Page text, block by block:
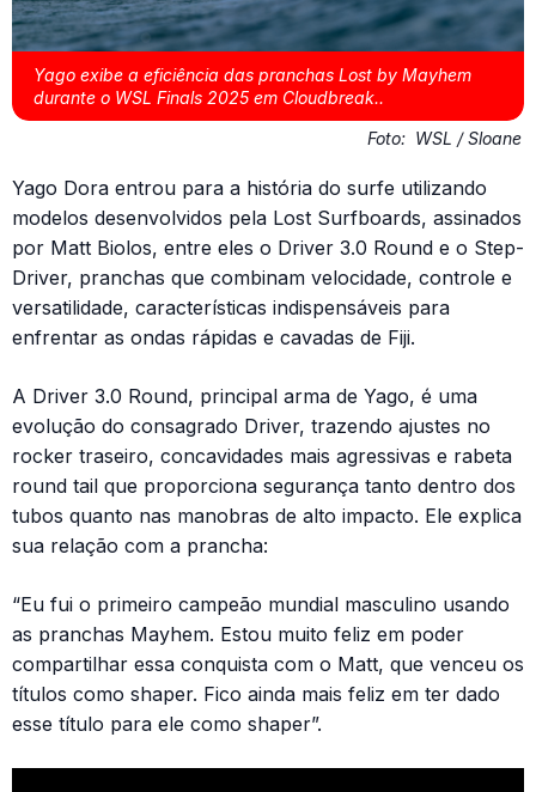
Yago exibe a eficiência das pranchas Lost by Mayhem
durante o WSL Finals 2025 em Cloudbreak..
Foto: WSL / Sloane
Yago Dora entrou para a história do surfe utilizando
modelos desenvolvidos pela Lost Surfboards, assinados
por Matt Biolos, entre eles o Driver 3.0 Round e o Step-
Driver, pranchas que combinam velocidade, controle e
versatilidade, características indispensáveis para
enfrentar as ondas rápidas e cavadas de Fiji.
A Driver 3.0 Round, principal arma de Yago, é uma
evolução do consagrado Driver, trazendo ajustes no
rocker traseiro, concavidades mais agressivas e rabeta
round tail que proporciona segurança tanto dentro dos
tubos quanto nas manobras de alto impacto. Ele explica
sua relação com a prancha:
“Eu fui o primeiro campeão mundial masculino usando
as pranchas Mayhem. Estou muito feliz em poder
compartilhar essa conquista com o Matt, que venceu os
títulos como shaper. Fico ainda mais feliz em ter dado
esse título para ele como shaper”.